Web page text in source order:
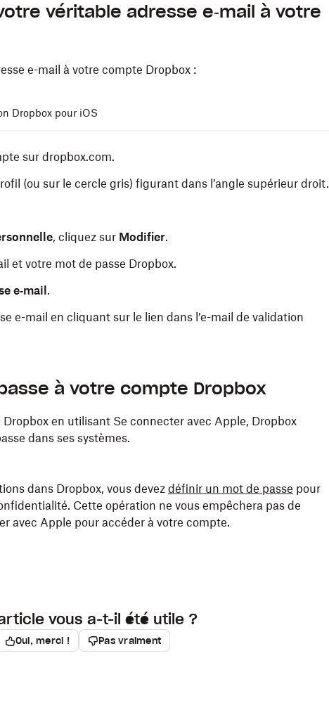
véritable adresse e‑mail à votre
e-mail à votre compte Dropbox :
Dropbox pour iOS
sur dropbox.com.
(ou sur le cercle gris) figurant dans l’angle supérieur droit.
, cliquez sur Modifier.
et votre mot de passe Dropbox.
e‑mail .
e-mail en cliquant sur le lien dans l’e-mail de validation
une personne et comportant le nom de votre compte,
e‑mail.
dans l’application mobile Dropbox pour iOS.
à votre compte Dropbox
en utilisant Se connecter avec Apple, Dropbox
dans ses systèmes.
dans Dropbox, vous devezdéfinir un mot de passe pour
Cette opération ne vous empêchera pas de
avec Apple pour accéder à votre compte.
vous a-t-il été utile ?
Oui, merci ! Pas vraiment